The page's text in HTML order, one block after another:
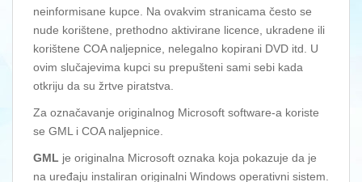
neinformisane kupce. Na ovakvim stranicama često se
nude korištene, prethodno aktivirane licence, ukradene ili
korištene COA naljepnice, nelegalno kopirani DVD itd. U
ovim slučajevima kupci su prepušteni sami sebi kada
otkriju da su žrtve piratstva.
Za označavanje originalnog Microsoft software-a koriste
se GML i COA naljepnice.
GML je originalna Microsoft oznaka koja pokazuje da je
na uređaju instaliran originalni Windows operativni sistem.